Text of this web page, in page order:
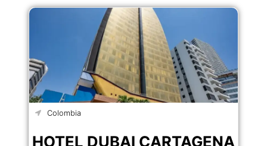
Colombia
HOTEL DUBAI CARTAGENA